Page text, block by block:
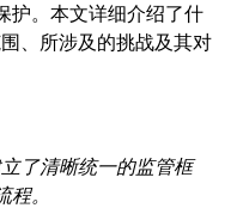
护。本文详细介绍了什
、所涉及的挑战及其对
了清晰统一的监管框
。